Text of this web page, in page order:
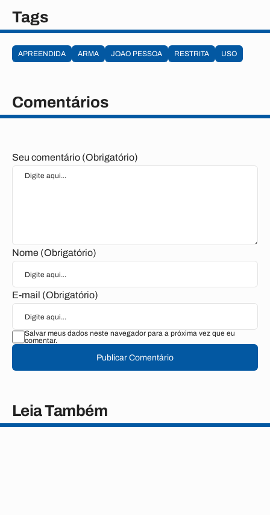
Tags
APREENDIDA ARMA JOAO PESSOA RESTRITA USO
Comentários
Seu comentário (Obrigatório)
Nome (Obrigatório)
E-mail (Obrigatório)
Salvar meus dados neste navegador para a próxima vez que eu
comentar.
Publicar Comentário
Leia Também